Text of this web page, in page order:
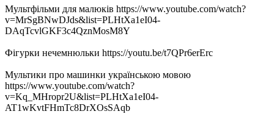
Мультфільми для малюків https://www.youtube.com/watch?
v=MrSgBNwDJds&list=PLHtXa1eI04-
DAqTcvlGKF3c4QznMosM8Y
Фігурки нечемнюльки https://youtu.be/t7QPr6erErc
Мультики про машинки українською мовою
https://www.youtube.com/watch?
v=Kq_MHropr2U&list=PLHtXa1eI04-
AT1wKvtFHmTc8DrXOsSAqb